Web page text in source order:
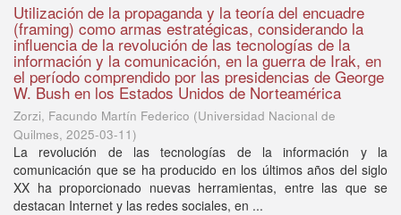
Utilización de la propaganda y la teoría del encuadre
(framing) como armas estratégicas, considerando la
influencia de la revolución de las tecnologías de la
información y la comunicación, en la guerra de Irak, en
el período comprendido por las presidencias de George
W. Bush en los Estados Unidos de Norteamérica
Zorzi, Facundo Martín Federico (Universidad Nacional de
Quilmes, 2025-03-11)
La revolución de las tecnologías de la información y la
comunicación que se ha producido en los últimos años del siglo
XX ha proporcionado nuevas herramientas, entre las que se
destacan Internet y las redes sociales, en ...